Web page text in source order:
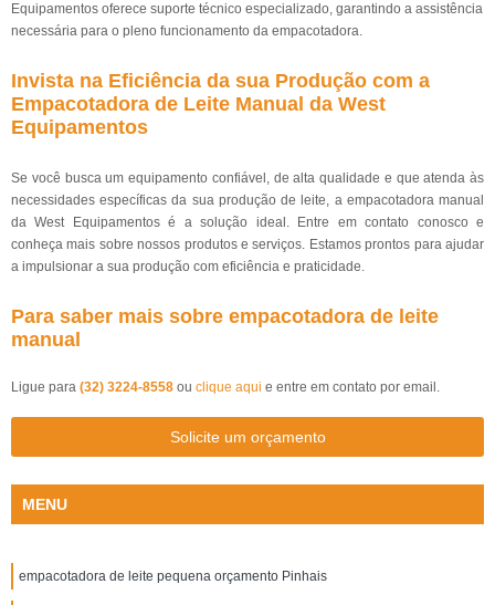
Equipamentos oferece suporte técnico especializado, garantindo a assistência
necessária para o pleno funcionamento da empacotadora.
Invista na Eficiência da sua Produção com a
Empacotadora de Leite Manual da West
Equipamentos
Se você busca um equipamento confiável, de alta qualidade e que atenda às
necessidades específicas da sua produção de leite, a empacotadora manual
da West Equipamentos é a solução ideal. Entre em contato conosco e
conheça mais sobre nossos produtos e serviços. Estamos prontos para ajudar
a impulsionar a sua produção com eficiência e praticidade.
Para saber mais sobre empacotadora de leite
manual
Ligue para (32) 3224-8558 ou clique aqui e entre em contato por email.
Solicite um orçamento
MENU
empacotadora de leite pequena orçamento Pinhais